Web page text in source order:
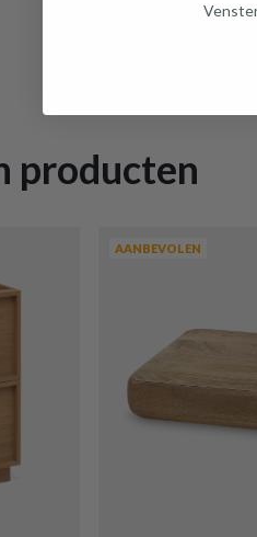
producten
AANBEVOLEN